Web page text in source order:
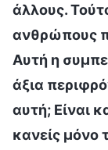
άλλους.
ανθρώπους
Αυτή η
άξια
αυτή; Είναι
κανείς μόνο